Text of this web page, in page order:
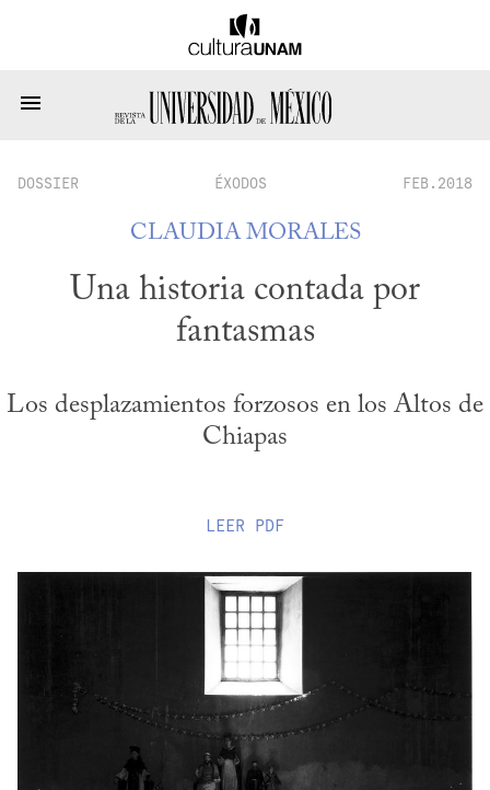
DOSSIER ÉXODOS FEB.2018
CLAUDIA MORALES
Una historia contada por
fantasmas
Los desplazamientos forzosos en los Altos de
Chiapas
LEER PDF